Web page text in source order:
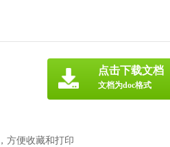
方便收藏和打印
点击下载文档
文档为doc格式